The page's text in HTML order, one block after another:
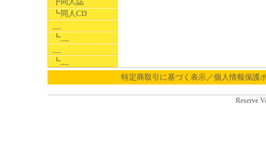
┗同人CD
┗__
┗__
特定商取引に基づく表示／個人情報保護
Reserve